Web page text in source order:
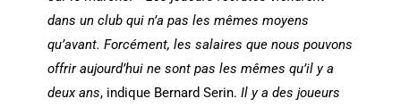
dans un club qui n’a pas les mêmes moyens
qu’avant. Forcément, les salaires que nous pouvons
offrir aujourd’hui ne sont pas les mêmes qu’il y a
deux ans, indique Bernard Serin. Il y a des joueurs